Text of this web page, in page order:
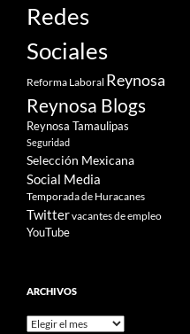
Redes
Sociales
Reforma Laboral Reynosa
Reynosa Blogs
Reynosa Tamaulipas
Seguridad
Selección Mexicana
Social Media
Temporada de Huracanes
Twittervacantes de empleo
YouTube
ARCHIVOS
Archivos